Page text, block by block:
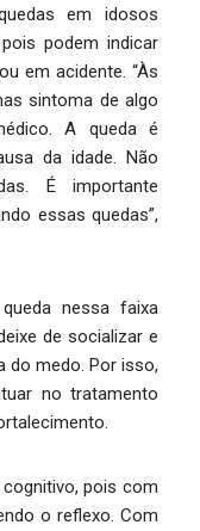
em idosos
podem indicar
em acidente. “Às
sintoma de algo
A queda é
da idade. Não
É importante
essas quedas”,
nessa faixa
de socializar e
do medo. Por isso,
no tratamento
pois com
o reflexo. Com